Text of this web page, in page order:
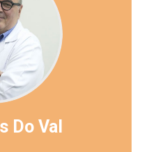
Do Val